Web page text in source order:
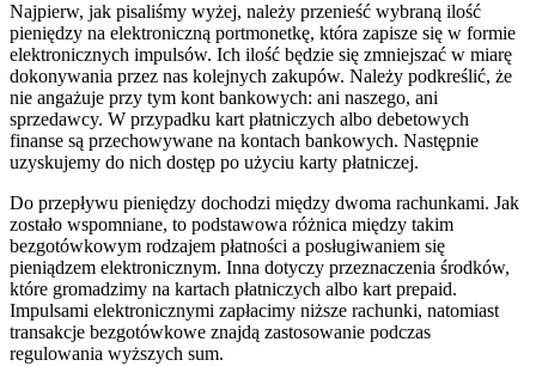
Najpierw, jak pisaliśmy wyżej, należy przenieść wybraną ilość
pieniędzy na elektroniczną portmonetkę, która zapisze się w formie
elektronicznych impulsów. Ich ilość będzie się zmniejszać w miarę
dokonywania przez nas kolejnych zakupów. Należy podkreślić, że
nie angażuje przy tym kont bankowych: ani naszego, ani
sprzedawcy. W przypadku kart płatniczych albo debetowych
finanse są przechowywane na kontach bankowych. Następnie
uzyskujemy do nich dostęp po użyciu karty płatniczej.
Do przepływu pieniędzy dochodzi między dwoma rachunkami. Jak
zostało wspomniane, to podstawowa różnica między takim
bezgotówkowym rodzajem płatności a posługiwaniem się
pieniądzem elektronicznym. Inna dotyczy przeznaczenia środków,
które gromadzimy na kartach płatniczych albo kart prepaid.
Impulsami elektronicznymi zapłacimy niższe rachunki, natomiast
transakcje bezgotówkowe znajdą zastosowanie podczas
regulowania wyższych sum.